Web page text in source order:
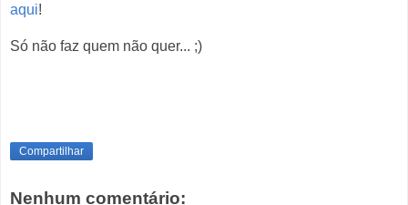
aqui!
Só não faz quem não quer... ;)
Compartilhar
Nenhum comentário: